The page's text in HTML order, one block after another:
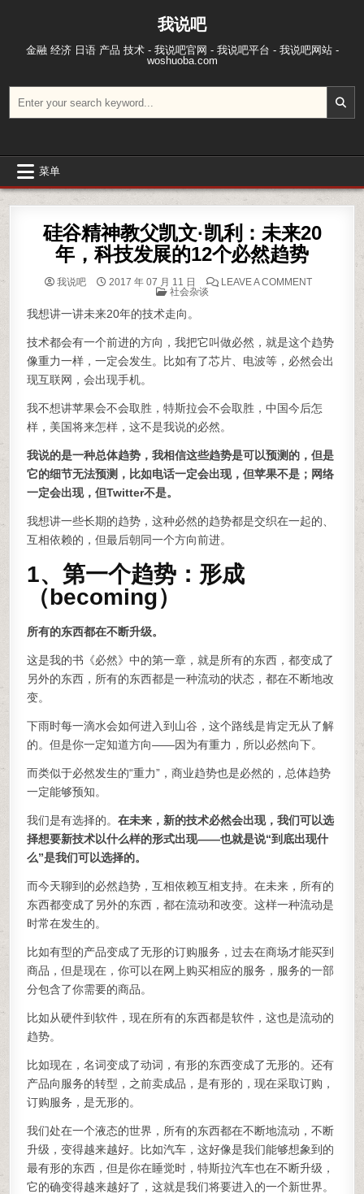
我说吧
金融 经济 日语 产品 技术 - 我说吧官网 - 我说吧平台 - 我说吧网站 -
woshuoba.com
菜单
硅谷精神教父凯文·凯利：未来20
年，科技发展的12个必然趋势
我说吧 2017 年 07 月 11 日 LEAVE A COMMENTON 硅谷精
POSTED IN
社会杂谈
我想讲一讲未来20年的技术走向。
技术都会有一个前进的方向，我把它叫做必然，就是这个趋势
像重力一样，一定会发生。比如有了芯片、电波等，必然会出
现互联网，会出现手机。
我不想讲苹果会不会取胜，特斯拉会不会取胜，中国今后怎
样，美国将来怎样，这不是我说的必然。
我说的是一种总体趋势，我相信这些趋势是可以预测的，但是
它的细节无法预测，比如电话一定会出现，但苹果不是；网络
一定会出现，但Twitter不是。
我想讲一些长期的趋势，这种必然的趋势都是交织在一起的、
互相依赖的，但最后朝同一个方向前进。
1、第一个趋势：形成
（becoming）
所有的东西都在不断升级。
这是我的书《必然》中的第一章，就是所有的东西，都变成了
另外的东西，所有的东西都是一种流动的状态，都在不断地改
变。
下雨时每一滴水会如何进入到山谷，这个路线是肯定无从了解
的。但是你一定知道方向——因为有重力，所以必然向下。
而类似于必然发生的“重力”，商业趋势也是必然的，总体趋势
一定能够预知。
我们是有选择的。在未来，新的技术必然会出现，我们可以选
择想要新技术以什么样的形式出现——也就是说“到底出现什
么”是我们可以选择的。
而今天聊到的必然趋势，互相依赖互相支持。在未来，所有的
东西都变成了另外的东西，都在流动和改变。这样一种流动是
时常在发生的。
比如有型的产品变成了无形的订购服务，过去在商场才能买到
商品，但是现在，你可以在网上购买相应的服务，服务的一部
分包含了你需要的商品。
比如从硬件到软件，现在所有的东西都是软件，这也是流动的
趋势。
比如现在，名词变成了动词，有形的东西变成了无形的。还有
产品向服务的转型，之前卖成品，是有形的，现在采取订购，
订购服务，是无形的。
我们处在一个液态的世界，所有的东西都在不断地流动，不断
升级，变得越来越好。比如汽车，这好像是我们能够想象到的
最有形的东西，但是你在睡觉时，特斯拉汽车也在不断升级，
它的确变得越来越好了，这就是我们将要进入的一个新世界。